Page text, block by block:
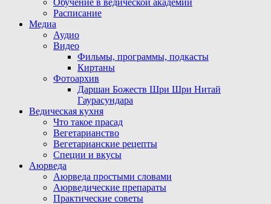
Расписание
Медиа
Аудио
Видео
Фильмы, программы, подкасты
Киртаны
Фотоархив
Даршан Божеств Шри Шри Нитай
Гаурасундара
Ведическая кухня
Что такое прасад
Вегетарианство
Вегетарианские рецепты
Специи и вкусы
Аюрведа
Аюрведа простыми словами
Аюрведические препараты
Практические советы